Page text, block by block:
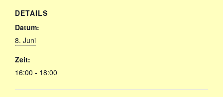
DETAILS
Datum:
8. Juni
Zeit:
16:00 - 18:00